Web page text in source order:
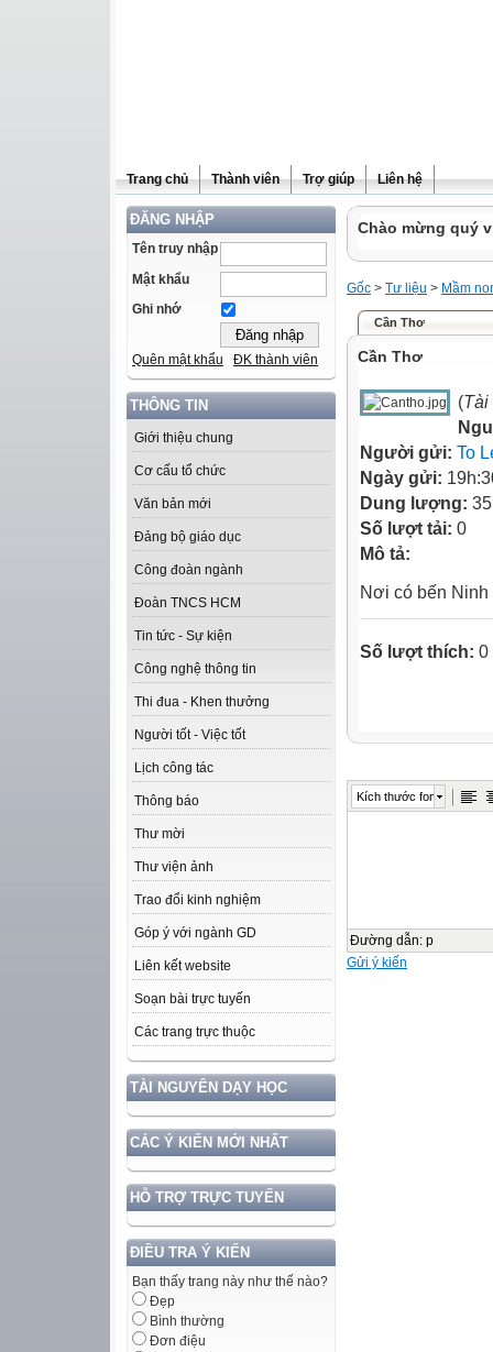
Trang chủ Thành viên Trợ giúp Liên hệ
ĐĂNG NHẬP
Tên truy nhập
Mật khẩu
Ghi nhớ
Quên mật khẩu ĐK thành viên
THÔNG TIN
Giới thiệu chung
Cơ cấu tổ chức
Văn bản mới
Đảng bộ giáo dục
Công đoàn ngành
Đoàn TNCS HCM
Tin tức - Sự kiện
Công nghệ thông tin
Thi đua - Khen thưởng
Người tốt - Việc tốt
Lịch công tác
Thông báo
Thư mời
Thư viện ảnh
Trao đổi kinh nghiệm
Góp ý với ngành GD
Liên kết website
Soạn bài trực tuyến
Các trang trực thuộc
TÀI NGUYÊN DẠY HỌC
CÁC Ý KIẾN MỚI NHẤT
HỖ TRỢ TRỰC TUYẾN
ĐIỀU TRA Ý KIẾN
Bạn thấy trang này như thế nào?
Đẹp
Bình thường
Đơn điệu
Chào mừng quý
Gốc > Tư liệu > Mầm
Cần Thơ
Cần Thơ
(Tài
Người gửi: To
Ngày gửi:
Dung lượng:
Số lượt tải: 0
Mô tả:
Nơi có bến Ninh
Số lượt thích: 0
Kích thước font
Đường dẫn: p
Gửi ý kiến